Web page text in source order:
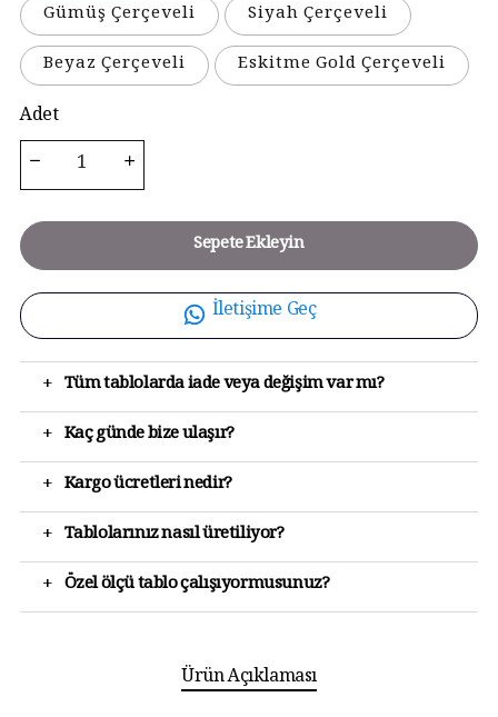
Gümüş Çerçeveli
Siyah Çerçeveli
Beyaz Çerçeveli
Eskitme Gold Çerçeveli
Adet
Sepete Ekleyin
İletişime Geç
+ Tüm tablolarda iade veya değişim var mı?
+ Kaç günde bize ulaşır?
+ Kargo ücretleri nedir?
+ Tablolarınız nasıl üretiliyor?
+ Özel ölçü tablo çalışıyormusunuz?
Ürün Açıklaması